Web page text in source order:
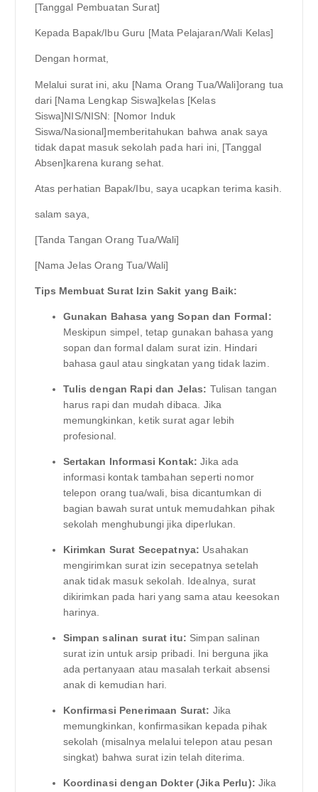
[Tanggal Pembuatan Surat]
Kepada Bapak/Ibu Guru [Mata Pelajaran/Wali Kelas]
Dengan hormat,
Melalui surat ini, aku [Nama Orang Tua/Wali]orang tua
dari [Nama Lengkap Siswa]kelas [Kelas
Siswa]NIS/NISN: [Nomor Induk
Siswa/Nasional]memberitahukan bahwa anak saya
tidak dapat masuk sekolah pada hari ini, [Tanggal
Absen]karena kurang sehat.
Atas perhatian Bapak/Ibu, saya ucapkan terima kasih.
salam saya,
[Tanda Tangan Orang Tua/Wali]
[Nama Jelas Orang Tua/Wali]
Tips Membuat Surat Izin Sakit yang Baik:
Gunakan Bahasa yang Sopan dan Formal:
Meskipun simpel, tetap gunakan bahasa yang
sopan dan formal dalam surat izin. Hindari
bahasa gaul atau singkatan yang tidak lazim.
Tulis dengan Rapi dan Jelas: Tulisan tangan
harus rapi dan mudah dibaca. Jika
memungkinkan, ketik surat agar lebih
profesional.
Sertakan Informasi Kontak: Jika ada
informasi kontak tambahan seperti nomor
telepon orang tua/wali, bisa dicantumkan di
bagian bawah surat untuk memudahkan pihak
sekolah menghubungi jika diperlukan.
Kirimkan Surat Secepatnya: Usahakan
mengirimkan surat izin secepatnya setelah
anak tidak masuk sekolah. Idealnya, surat
dikirimkan pada hari yang sama atau keesokan
harinya.
Simpan salinan surat itu: Simpan salinan
surat izin untuk arsip pribadi. Ini berguna jika
ada pertanyaan atau masalah terkait absensi
anak di kemudian hari.
Konfirmasi Penerimaan Surat: Jika
memungkinkan, konfirmasikan kepada pihak
sekolah (misalnya melalui telepon atau pesan
singkat) bahwa surat izin telah diterima.
Koordinasi dengan Dokter (Jika Perlu): Jika